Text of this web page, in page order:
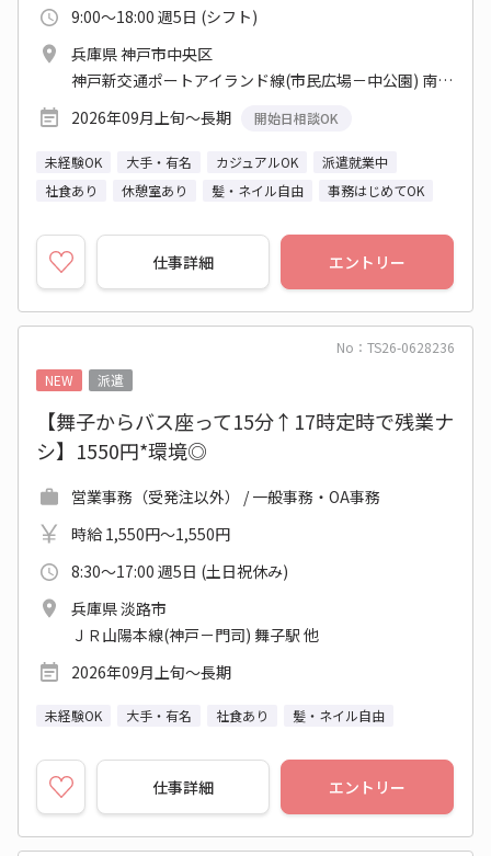
9:00～18:00 週5日 (シフト)
兵庫県 神戸市中央区
神戸新交通ポートアイランド線(市民広場－中公園) 南公園駅 他
2026年09月上旬～長期
開始日相談OK
未経験OK 大手・有名 カジュアルOK
派遣就業中
社食あり
休憩室あり 髪・ネイル自由 事務はじめてOK
仕事詳細 エントリー
No：TS26-0628236
NEW
派遣
【舞子からバス座って15分↑17時定時で残業ナ
シ】1550円*環境◎
営業事務（受発注以外） / 一般事務・OA事務
時給 1,550円～1,550円
8:30～17:00 週5日 (土日祝休み)
兵庫県 淡路市
ＪＲ山陽本線(神戸－門司) 舞子駅 他
2026年09月上旬～長期
未経験OK 大手・有名 社食あり 髪・ネイル自由
仕事詳細 エントリー